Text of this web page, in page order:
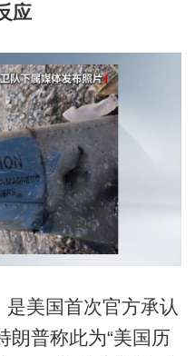
应
美国首次官方承认
朗普称此为“美国历